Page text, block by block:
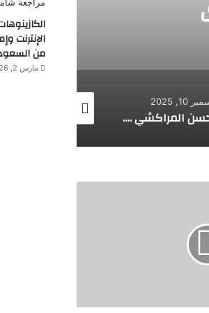
10, 2025
الحسن المراكشي .. أعظم من صنف علم المثلثات أبو علي الحسن
ديسمبر 10, 2025
الإنترنت
من
مارس 2, 2026